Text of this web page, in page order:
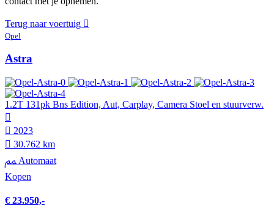
Terug naar voertuig
Opel
Astra
1.2T 131pk Bns Edition, Aut, Carplay, Camera Stoel en stuurverw.
2023
30.762 km
Automaat
Kopen
€ 23.950,-